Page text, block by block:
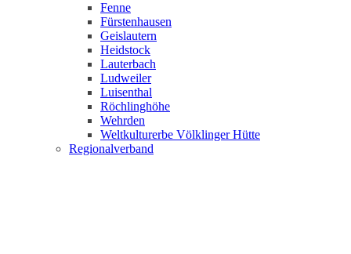
Fenne
Fürstenhausen
Geislautern
Heidstock
Lauterbach
Ludweiler
Luisenthal
Röchlinghöhe
Wehrden
Weltkulturerbe Völklinger Hütte
Regionalverband